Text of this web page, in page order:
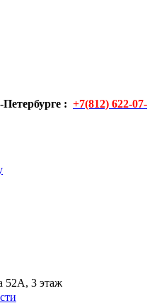
: +7(812) 622-07-
52А, 3 этаж